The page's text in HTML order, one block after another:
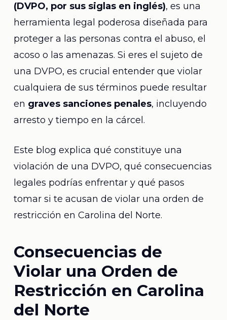
(DVPO, por sus siglas en inglés), es una
herramienta legal poderosa diseñada para
proteger a las personas contra el abuso, el
acoso o las amenazas. Si eres el sujeto de
una DVPO, es crucial entender que violar
cualquiera de sus términos puede resultar
en graves sanciones penales, incluyendo
arresto y tiempo en la cárcel.
Este blog explica qué constituye una
violación de una DVPO, qué consecuencias
legales podrías enfrentar y qué pasos
tomar si te acusan de violar una orden de
restricción en Carolina del Norte.
Consecuencias de
Violar una Orden de
Restricción en Carolina
del Norte